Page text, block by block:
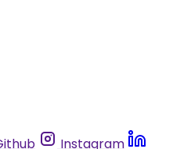
Instagram